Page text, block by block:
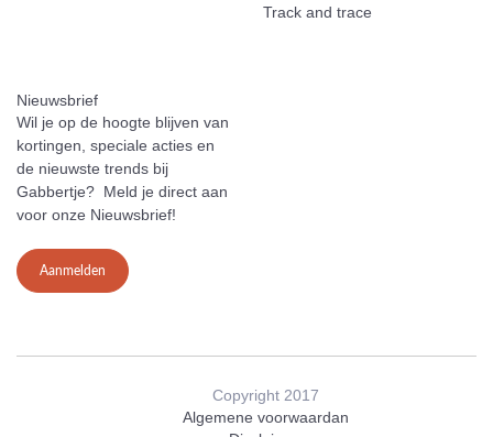
Track and trace
Nieuwsbrief
Wil je op de hoogte blijven van
kortingen, speciale acties en
de nieuwste trends bij
Gabbertje? Meld je direct aan
voor onze Nieuwsbrief!
Aanmelden
Copyright 2017
Algemene voorwaardan